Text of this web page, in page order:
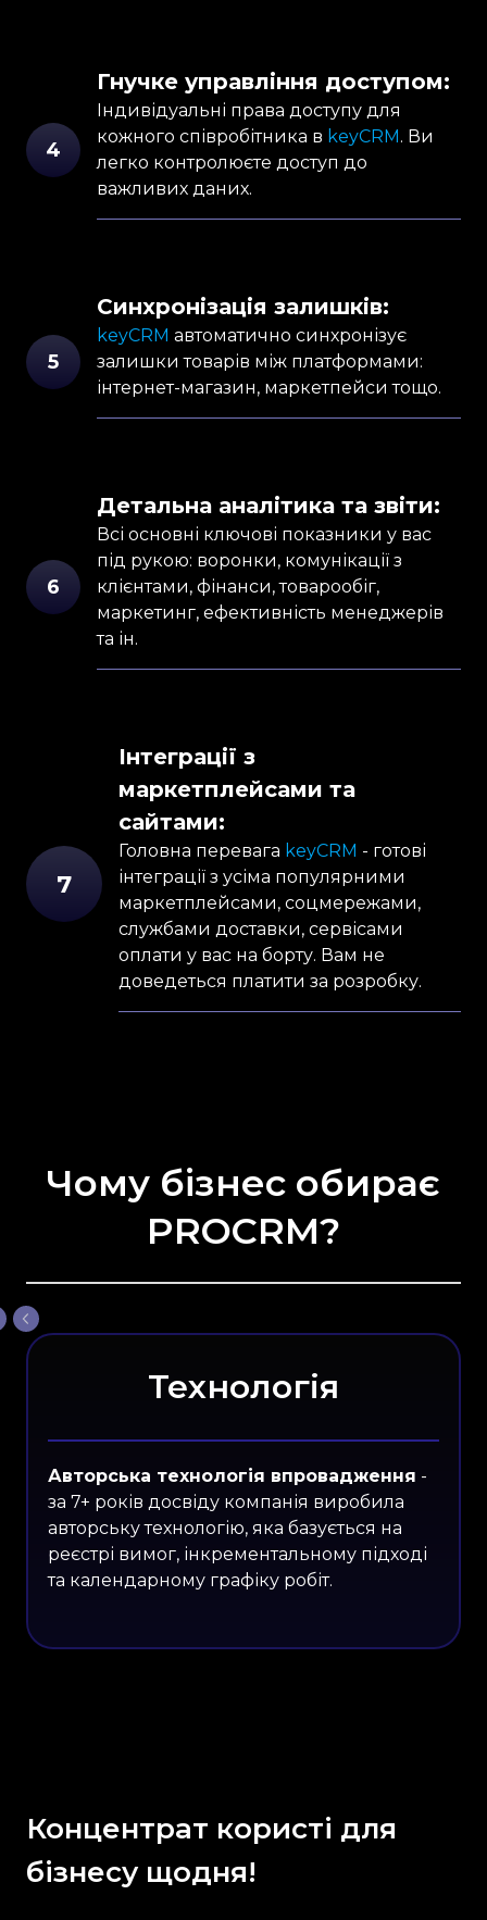
4
Гнучке управління доступом:
Індивідуальні права доступу для
кожного співробітника в keyCRM. Ви
легко контролюєте доступ до
важливих даних.
5
Синхронізація залишків:
keyCRM автоматично синхронізує
залишки товарів між платформами:
інтернет-магазин, маркетпейси тощо.
6
Детальна аналітика та звіти:
Всі основні ключові показники у вас
під рукою: воронки, комунікації з
клієнтами, фінанси, товарообіг,
маркетинг, ефективність менеджерів
та ін.
7
Інтеграції з
маркетплейсами та
сайтами:
Головна перевага keyCRM - готові
інтеграції з усіма популярними
маркетплейсами, соцмережами,
службами доставки, сервісами
оплати у вас на борту. Вам не
доведеться платити за розробку.
Чому бізнес обирає
PROCRM?
Технологія
Авторська технологія впровадження -
за 7+ років досвіду компанія виробила
авторську технологію, яка базується на
реєстрі вимог, інкрементальному підході
та календарному графіку робіт.
Концентрат користі для
бізнесу щодня!